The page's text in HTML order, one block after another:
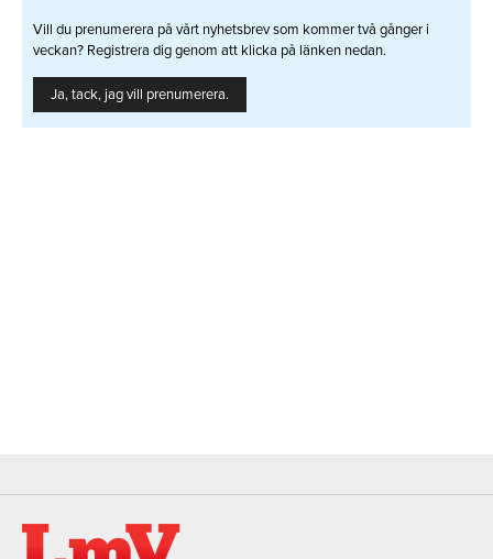
Vill du prenumerera på vårt nyhetsbrev som kommer två gånger i
veckan? Registrera dig genom att klicka på länken nedan.
Ja, tack, jag vill prenumerera.